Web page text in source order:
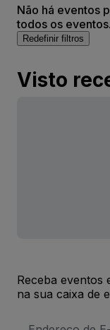
Não há eventos
todos os eventos.
Redefinir filtros
Visto
Receba eventos
na sua caixa de